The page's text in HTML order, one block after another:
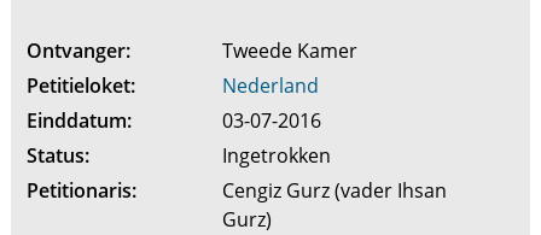
Ontvanger:
Tweede Kamer
Petitieloket:
Nederland
Einddatum:
03-07-2016
Status:
Ingetrokken
Petitionaris:
Cengiz Gurz (vader Ihsan
Gurz)